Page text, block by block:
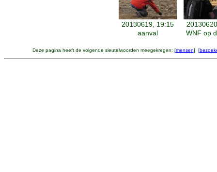
20130619, 19:15
aanval
WNF op
Deze pagina heeft de volgende sleutelwoorden meegekregen: [mensen] [